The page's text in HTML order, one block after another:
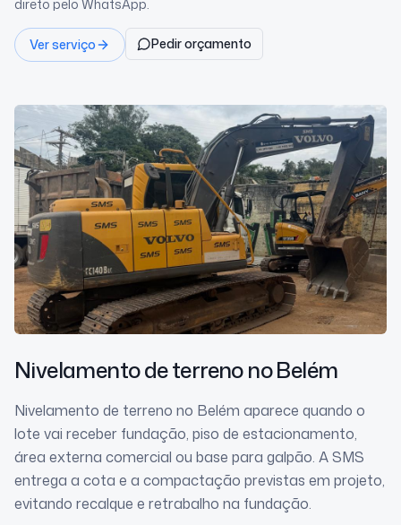
direto pelo WhatsApp.
Ver serviço Pedir orçamento
Nivelamento de terrenono Belém
Nivelamento de terreno no Belém aparece quando o
lote vai receber fundação, piso de estacionamento,
área externa comercial ou base para galpão. A SMS
entrega a cota e a compactação previstas em projeto,
evitando recalque e retrabalho na fundação.